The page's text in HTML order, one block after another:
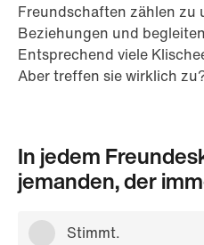
Freundschaften zählen zu
Beziehungen und
Entsprechend viele
Aber treffen sie wirklich
In jedem
jemanden, der
Stimmt.